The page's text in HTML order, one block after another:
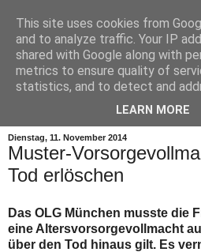
Dienstag, 11. November 2014
Muster-
Tod erlöschen
Das OLG München musste die
eine Altersvorsorgevollmacht
über den Tod hinaus gilt. Es
This site uses cookies from
and to analyze traffic. Your IP
shared with Google along with
metrics to ensure quality of
statistics, and to detect and
LEARN MORE